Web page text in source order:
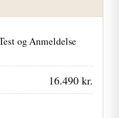
og Anmeldelse
16.490 kr.